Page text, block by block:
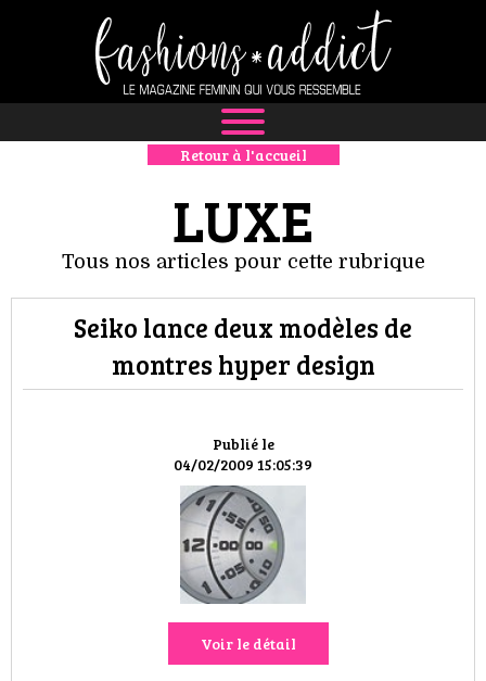
NEWS
MODE
LUXE
DÉFILÉS
BOUTIQUE
CULTURE
HIGH TECH
MAISON
AUTO
LIEUX TENDANCES
Retour à l'accueil
LUXE
Tous nos articles pour cette rubrique
Publié le
04/02/2009 15:05:39
Seiko lance deux modèles de
montres hyper design
Voir le détail